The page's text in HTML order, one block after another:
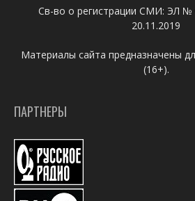
Св-во о регистрации СМИ: ЭЛ №
20.11.2019
Материалы сайта предназначены
(16+).
ПАРТНЕРЫ